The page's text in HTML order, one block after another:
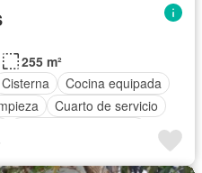
255 m²
Cisterna
Cocina equipada
Cuarto de servicio